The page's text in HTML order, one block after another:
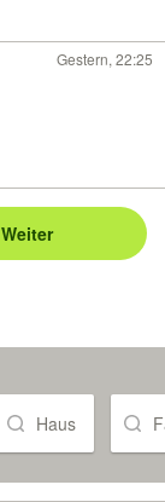
Gestern, 22:25
Weiter
Haus